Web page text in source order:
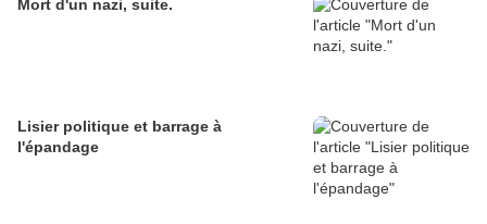
Mort d'un nazi, suite.
Lisier politique et barrage à
l'épandage